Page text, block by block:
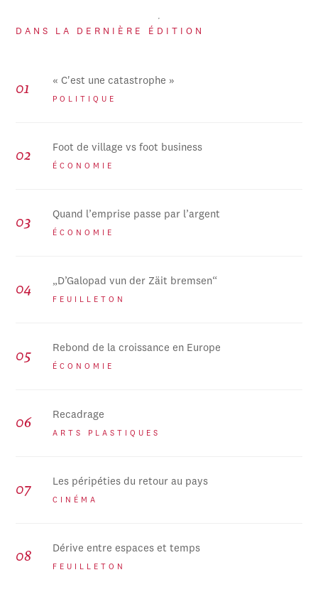
DANS LA DERNIÈRE ÉDITION
« C'est une catastrophe »
POLITIQUE
Foot de village vs foot business
ÉCONOMIE
Quand l’emprise passe par l’argent
ÉCONOMIE
„D’Galopad vun der Zäit bremsen“
FEUILLETON
Rebond de la croissance en Europe
ÉCONOMIE
Recadrage
ARTS PLASTIQUES
Les péripéties du retour au pays
CINÉMA
Dérive entre espaces et temps
FEUILLETON